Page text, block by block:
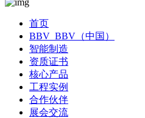
首页
BBV_BBV（中国）
智能制造
资质证书
核心产品
工程实例
合作伙伴
展会交流